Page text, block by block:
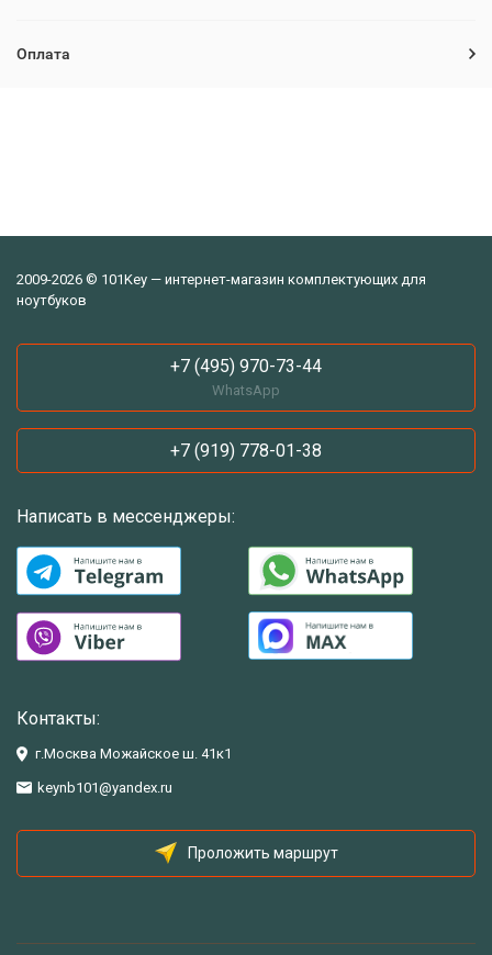
Оплата
2009-2026 © 101Key — интернет-магазин комплектующих для
ноутбуков
+7 (495) 970-73-44
WhatsApp
+7 (919) 778-01-38
Написать в мессенджеры:
Контакты:
г.Москва Можайское ш. 41к1
keynb101@yandex.ru
Проложить маршрут